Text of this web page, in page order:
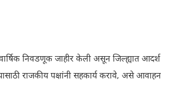
निवडणूक जाहीर केली असून जिल्ह्यात आदर्श
राजकीय पक्षांनी सहकार्य करावे, असे आवाहन